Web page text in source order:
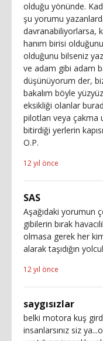
olduğu yönünde.
şu yorumu
davranabiliyorlarsa,
hanım birisi
olduğunu bilseniz
ve adam gibi adam
düşünüyorum der,
bakalım böyle
eksikliği olanlar
pilotları veya çakma
bitirdiği yerlerin
O.P.
12 yıl önce
SAS
Aşağıdaki yorumun
gibilerin bırak
olmasa gerek her
alarak taşıdığın
12 yıl önce
saygısızlar
belki motora kuş
insanlarsınız siz